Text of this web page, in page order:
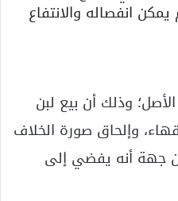
انفصاله والانتفاع
وذلك أن بيع لبن
وإلحاق صورة الخلاف
جهة أنه يفضي إلى